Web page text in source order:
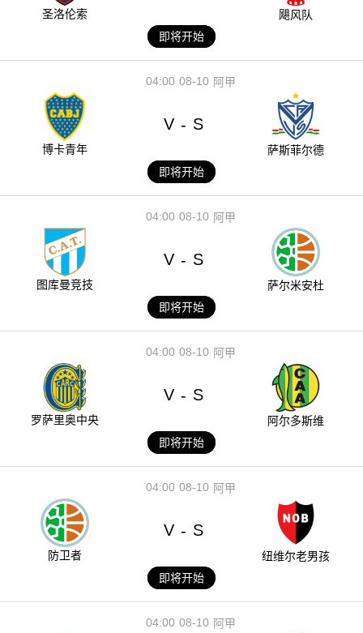
圣洛伦索
飓风队
即将开始
08-10
04:00 阿甲
博卡青年
V - S
萨斯菲尔德
即将开始
08-10
04:00 阿甲
图库曼竞技
V - S
萨尔米安杜
即将开始
08-10
04:00 阿甲
罗萨里奥中央
V - S
阿尔多斯维
即将开始
08-10
04:00 阿甲
防卫者
V - S
纽维尔老男孩
即将开始
08-10
04:00 阿甲